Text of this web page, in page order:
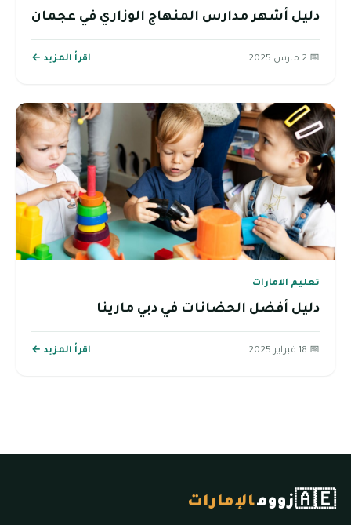
دليل أشهر مدارس المنهاج الوزاري في عجمان
📅 2 مارس 2025 اقرأ المزيد ←
تعليم الامارات
دليل أفضل الحضانات في دبي مارينا
📅 18 فبراير 2025 اقرأ المزيد ←
🇦🇪زوومالإمارات